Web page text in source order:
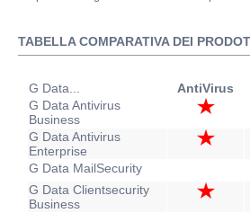
TABELLA COMPARATIVA DEI
G Data... AntiVirus
G Data Antivirus
Business
G Data Antivirus
Enterprise
G Data MailSecurity
G Data Clientsecurity
Business